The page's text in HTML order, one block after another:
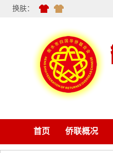
换肤：
首页 侨联概况